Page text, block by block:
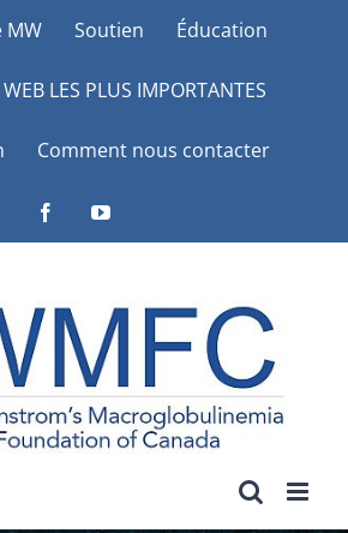
MW Soutien Éducation
LES PLUS IMPORTANTES
Comment nous contacter
FacebookYouTube